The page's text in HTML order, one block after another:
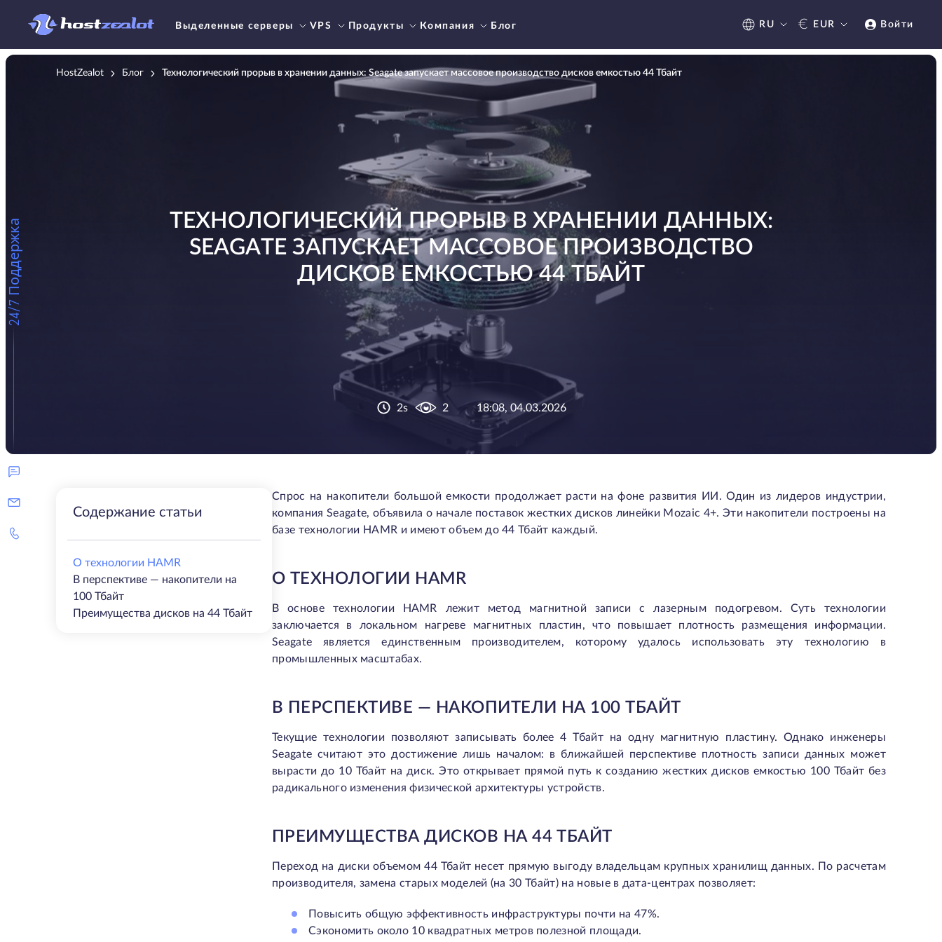
Выделенные серверы VPS Продукты Компания Блог RU € EUR Войти
24/7 Поддержка
HostZealot Блог Технологический прорыв в хранении данных: Seagate запускает массовое производство дисков емкостью 44 Тбайт
ТЕХНОЛОГИЧЕСКИЙ ПРОРЫВ В ХРАНЕНИИ ДАННЫХ:
SEAGATE ЗАПУСКАЕТ МАССОВОЕ ПРОИЗВОДСТВО
ДИСКОВ ЕМКОСТЬЮ 44 ТБАЙТ
2s 2 18:08, 04.03.2026
Содержание статьи
О технологии HAMR
В перспективе — накопители на
100 Тбайт
Преимущества дисков на 44 Тбайт
Спрос на накопители большой емкости продолжает расти на фоне развития ИИ. Один из лидеров индустрии,
компания Seagate, объявила о начале поставок жестких дисков линейки Mozaic 4+. Эти накопители построены на
базе технологии HAMR и имеют объем до 44 Тбайт каждый.
О ТЕХНОЛОГИИ HAMR
В основе технологии HAMR лежит метод магнитной записи с лазерным подогревом. Суть технологии
заключается в локальном нагреве магнитных пластин, что повышает плотность размещения информации.
Seagate является единственным производителем, которому удалось использовать эту технологию в
промышленных масштабах.
В ПЕРСПЕКТИВЕ — НАКОПИТЕЛИ НА 100 ТБАЙТ
Текущие технологии позволяют записывать более 4 Тбайт на одну магнитную пластину. Однако инженеры
Seagate считают это достижение лишь началом: в ближайшей перспективе плотность записи данных может
вырасти до 10 Тбайт на диск. Это открывает прямой путь к созданию жестких дисков емкостью 100 Тбайт без
радикального изменения физической архитектуры устройств.
ПРЕИМУЩЕСТВА ДИСКОВ НА 44 ТБАЙТ
Переход на диски объемом 44 Тбайт несет прямую выгоду владельцам крупных хранилищ данных. По расчетам
производителя, замена старых моделей (на 30 Тбайт) на новые в дата-центрах позволяет:
Повысить общую эффективность инфраструктуры почти на 47%.
Сэкономить около 10 квадратных метров полезной площади.